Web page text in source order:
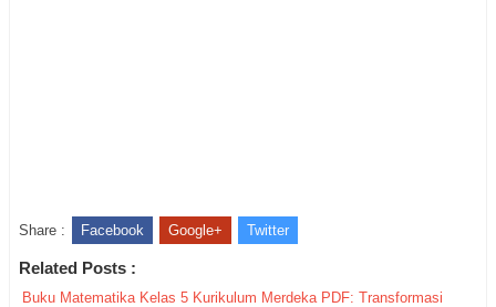
Share : Facebook Google+ Twitter
Related Posts :
Buku Matematika Kelas 5 Kurikulum Merdeka PDF: Transformasi